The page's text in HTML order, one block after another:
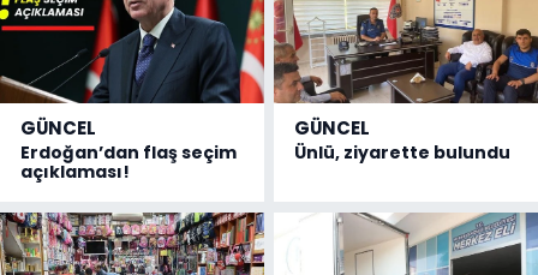
GÜNCEL
Erdoğan’dan flaş seçim
açıklaması!
GÜNCEL
Ünlü, ziyarette bulundu